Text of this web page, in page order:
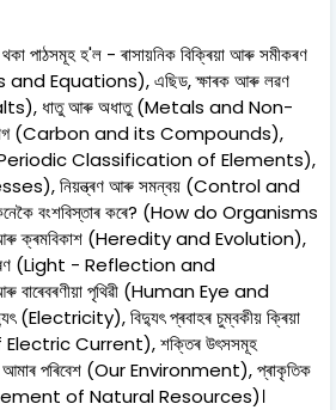
থকা পাঠসমূহ হ'ল - ৰাসায়নিক বিক্ৰিয়া আৰু সমীকৰণ
Equations), এছিড, ক্ষাৰক আৰু লৱণ
ধাতু আৰু অধাতু (Metals and Non-
(Carbon and its Compounds),
(Periodic Classification of Elements),
নিয়ন্ত্ৰণ আৰু সমন্বয় (Control and
বংশবিস্তাৰ কৰে? (How do Organisms
ক্ৰমবিকাশ (Heredity and Evolution),
(Light - Reflection and
পৃথিৱী (Human Eye and
বিদ্যুৎ প্ৰবাহৰ চুম্বকীয় ক্ৰিয়া
Current), শক্তিৰ উৎসসমূহ
পৰিবেশ (Our Environment), প্ৰাকৃতিক
of Natural Resources)।